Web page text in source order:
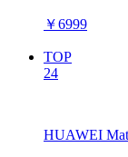
￥6999
TOP
24
HUAWEI